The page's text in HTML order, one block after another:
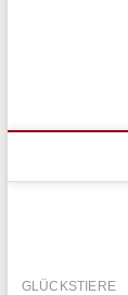
GLÜCKSTIERE